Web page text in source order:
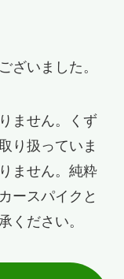
ざいました。
ません。くず
り扱っていま
ません。純粋
ースパイクと
ください。